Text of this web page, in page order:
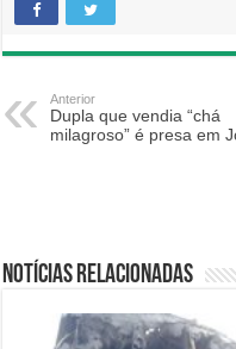
Anterior
Dupla que vendia “chá
milagroso” é presa em
Notícias relacionadas